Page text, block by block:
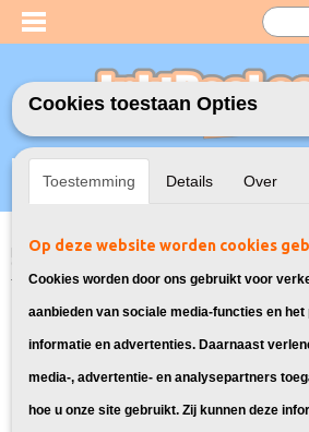
Inloggen Registreren
Home>Toners>CRG-725 Toner cartridge
Bekijk hier alle laser
Canon i-Sensys
Cookies toestaan Opties
Toestemming Details Over
Op deze website worden cookies
Cookies worden door ons gebruikt voor
aanbieden van sociale media-functies en
informatie en advertenties. Daarnaast
media-, advertentie- en analysepartners
hoe u onze site gebruikt. Zij kunnen deze